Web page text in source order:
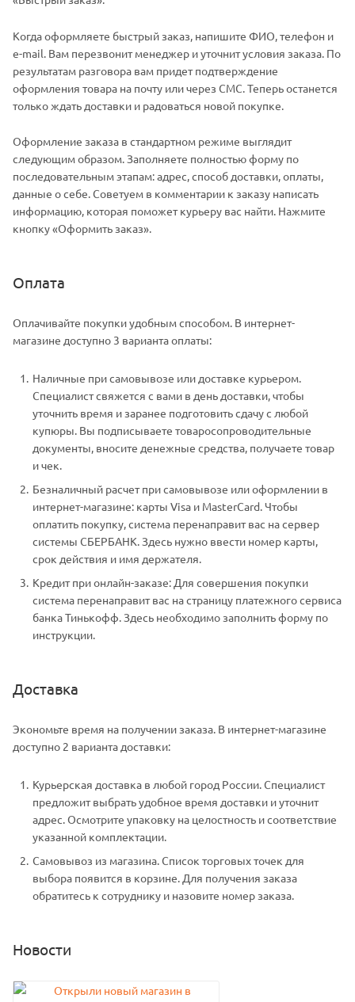
Когда оформляете быстрый заказ, напишите ФИО, телефон и
e-mail. Вам перезвонит менеджер и уточнит условия заказа. По
результатам разговора вам придет подтверждение
оформления товара на почту или через СМС. Теперь останется
только ждать доставки и радоваться новой покупке.
Оформление заказа в стандартном режиме выглядит
следующим образом. Заполняете полностью форму по
последовательным этапам: адрес, способ доставки, оплаты,
данные о себе. Советуем в комментарии к заказу написать
информацию, которая поможет курьеру вас найти. Нажмите
кнопку «Оформить заказ».
Оплата
Оплачивайте покупки удобным способом. В интернет-
магазине доступно 3 варианта оплаты:
Наличные при самовывозе или доставке курьером.
Специалист свяжется с вами в день доставки, чтобы
уточнить время и заранее подготовить сдачу с любой
купюры. Вы подписываете товаросопроводительные
документы, вносите денежные средства, получаете товар
и чек.
Безналичный расчет при самовывозе или оформлении в
интернет-магазине: карты Visa и MasterCard. Чтобы
оплатить покупку, система перенаправит вас на сервер
системы СБЕРБАНК. Здесь нужно ввести номер карты,
срок действия и имя держателя.
Кредит при онлайн-заказе: Для совершения покупки
система перенаправит вас на страницу платежного сервиса
банка Тинькофф. Здесь необходимо заполнить форму по
инструкции.
Доставка
Экономьте время на получении заказа. В интернет-магазине
доступно 2 варианта доставки:
Курьерская доставка в любой город России. Специалист
предложит выбрать удобное время доставки и уточнит
адрес. Осмотрите упаковку на целостность и соответствие
указанной комплектации.
Самовывоз из магазина. Список торговых точек для
выбора появится в корзине. Для получения заказа
обратитесь к сотруднику и назовите номер заказа.
Новости